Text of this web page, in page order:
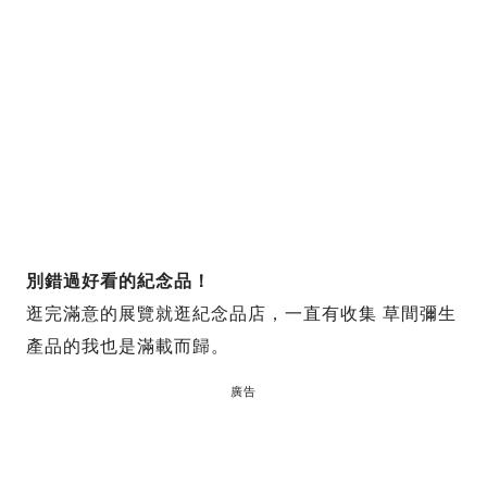
別錯過好看的紀念品！
逛完滿意的展覽就逛紀念品店，一直有收集 草間彌生
產品的我也是滿載而歸。
廣告